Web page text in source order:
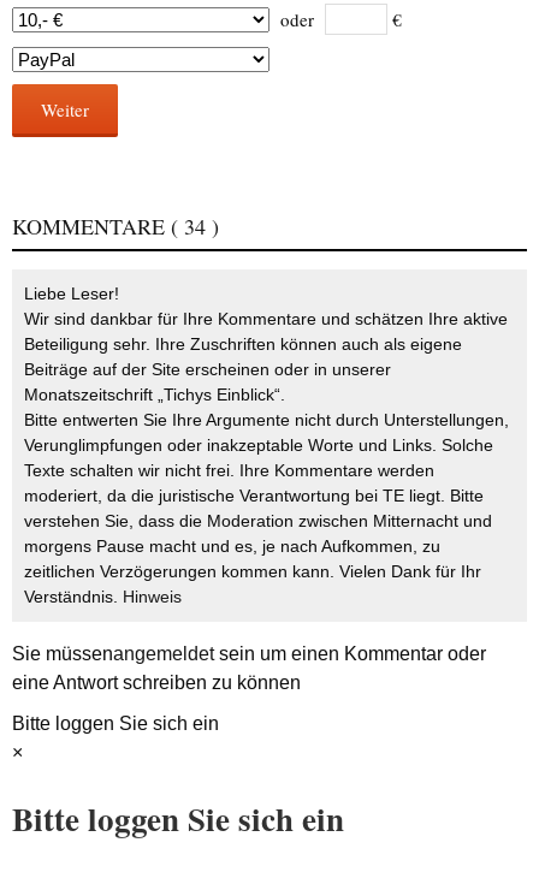
oder €
Weiter
KOMMENTARE ( 34 )
Liebe Leser!
Wir sind dankbar für Ihre Kommentare und schätzen Ihre aktive
Beteiligung sehr. Ihre Zuschriften können auch als eigene
Beiträge auf der Site erscheinen oder in unserer
Monatszeitschrift „Tichys Einblick“.
Bitte entwerten Sie Ihre Argumente nicht durch Unterstellungen,
Verunglimpfungen oder inakzeptable Worte und Links. Solche
Texte schalten wir nicht frei. Ihre Kommentare werden
moderiert, da die juristische Verantwortung bei TE liegt. Bitte
verstehen Sie, dass die Moderation zwischen Mitternacht und
morgens Pause macht und es, je nach Aufkommen, zu
zeitlichen Verzögerungen kommen kann. Vielen Dank für Ihr
Verständnis. Hinweis
Sie müssenangemeldetsein um einen Kommentar oder
eine Antwort schreiben zu können
Bitte loggen Sie sich ein
×
Bitte loggen Sie sich ein